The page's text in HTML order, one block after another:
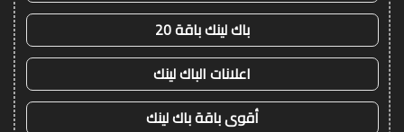
باك لينك باقة 20
اعلانات الباك لينك
أقوى باقة باك لينك